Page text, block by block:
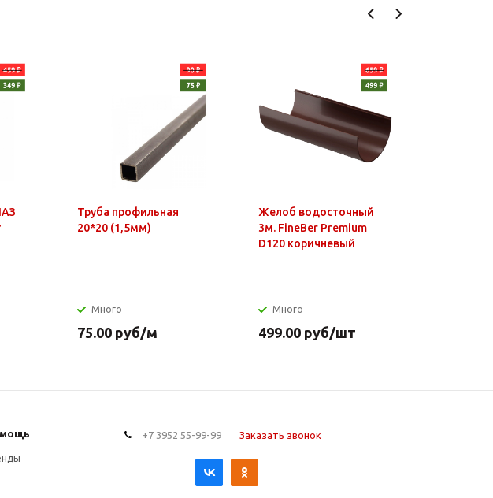
Труба профильная
20*20 (1,5мм)
Много
75.00 руб/м
Желоб водосточный
3м. FineBer Premium
D120 коричневый
Много
499.00 руб/шт
+7 3952 55-99-99 Заказать звонок